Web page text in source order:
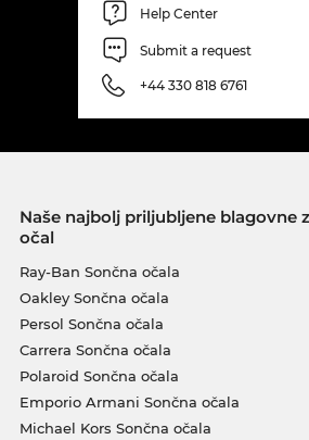
Help Center
Submit a request
+44 330 818 6761
Naše najbolj priljubljene blagovne
očal
Ray-Ban Sončna očala
Oakley Sončna očala
Persol Sončna očala
Carrera Sončna očala
Polaroid Sončna očala
Emporio Armani Sončna očala
Michael Kors Sončna očala